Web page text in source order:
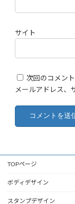
サイト
次回のコメン
メールアドレス、
TOPページ
ボディデザイン
スタンプデザイン